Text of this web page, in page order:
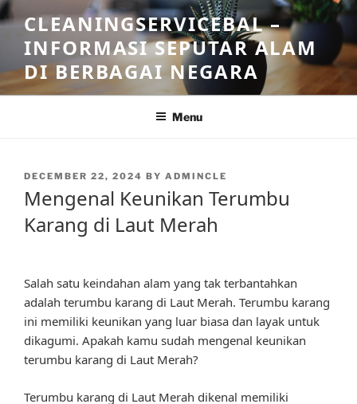
Skip
to
content
CLEANINGSERVICEBAL –
INFORMASI SEPUTAR ALAM
DI BERBAGAI NEGARA
Menu
POSTED
DECEMBER 22, 2024 BY ADMINCLE
Mengenal Keunikan Terumbu
Karang di Laut Merah
Salah satu keindahan alam yang tak terbantahkan
adalah terumbu karang di Laut Merah. Terumbu karang
ini memiliki keunikan yang luar biasa dan layak untuk
dikagumi. Apakah kamu sudah mengenal keunikan
terumbu karang di Laut Merah?
Terumbu karang di Laut Merah dikenal memiliki